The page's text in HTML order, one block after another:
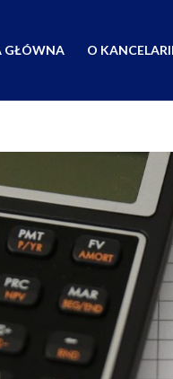
GŁÓWNA O KANCELARII